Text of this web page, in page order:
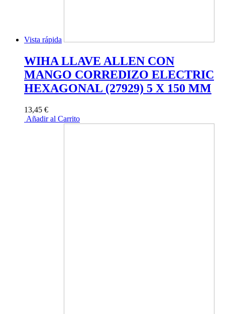
Vista rápida
WIHA LLAVE ALLEN CON
MANGO CORREDIZO ELECTRIC
HEXAGONAL (27929) 5 X 150 MM
13,45 €
Añadir al Carrito